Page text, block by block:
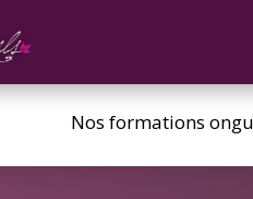
Nos formations